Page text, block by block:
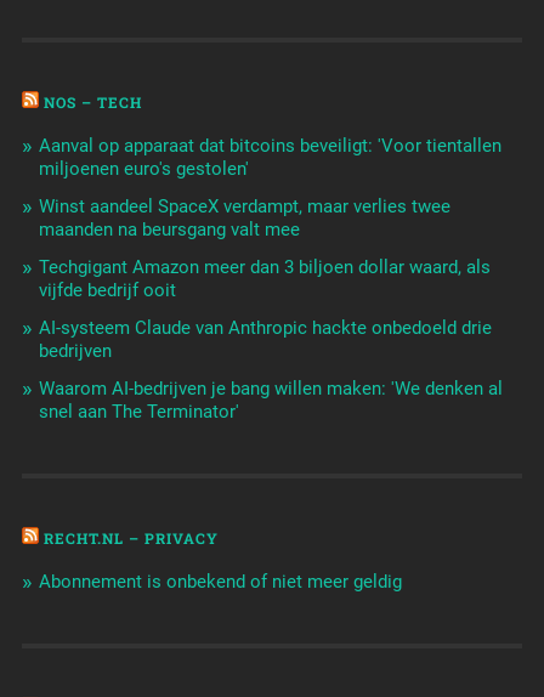
NOS – TECH
Aanval op apparaat dat bitcoins beveiligt: 'Voor tientallen
miljoenen euro's gestolen'
Winst aandeel SpaceX verdampt, maar verlies twee
maanden na beursgang valt mee
Techgigant Amazon meer dan 3 biljoen dollar waard, als
vijfde bedrijf ooit
AI-systeem Claude van Anthropic hackte onbedoeld drie
bedrijven
Waarom AI-bedrijven je bang willen maken: 'We denken al
snel aan The Terminator'
RECHT.NL – PRIVACY
Abonnement is onbekend of niet meer geldig